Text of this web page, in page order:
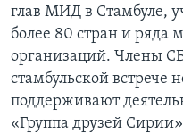
глав МИД в Стамбуле,
более 80 стран и ряда
организаций. Члены
стамбульской встрече
поддерживают
«Группа друзей